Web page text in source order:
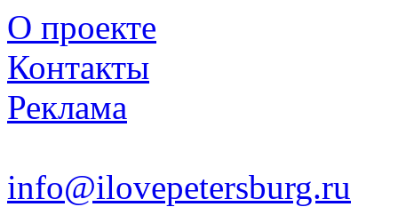
О проекте
Контакты
Реклама
info@ilovepetersburg.ru